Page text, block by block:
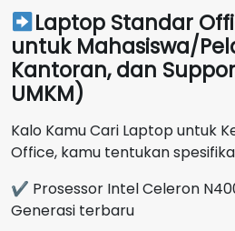
Laptop Standar
untuk Mahasiswa/
Kantoran, dan
UMKM)
Kalo Kamu Cari Laptop untuk
Office, kamu tentukan
✔ Prosessor Intel Celeron
Generasi terbaru